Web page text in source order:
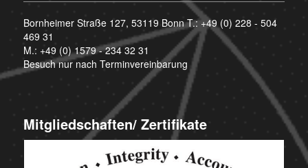
Bornheimer Straße 127, 53119 Bonn T.:+49 (0) 228 - 504
469 31
M.: +49 (0) 1579 - 234 32 31
Besuch nur nach Terminvereinbarung
Mitgliedschaften/ Zertifikate